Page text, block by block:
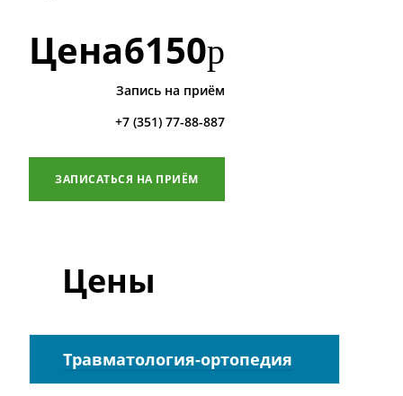
Цена6150р
Запись на приём
+7 (351) 77-88-887
ЗАПИСАТЬСЯ НА ПРИЁМ
Цены
Травматология-ортопедия